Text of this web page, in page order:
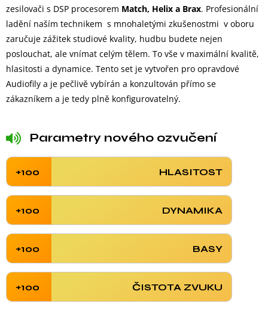
zesilovači s DSP procesorem Match, Helix a Brax. Profesionální
ladění naším technikem s mnohaletými zkušenostmi v oboru
zaručuje zážitek studiové kvality, hudbu budete nejen
poslouchat, ale vnímat celým tělem. To vše v maximální kvalitě,
hlasitosti a dynamice. Tento set je vytvořen pro opravdové
Audiofily a je pečlivě vybírán a konzultován přímo se
zákazníkem a je tedy plně konfigurovatelný.
Parametry nového ozvučení
HLASITOST
+100
DYNAMIKA
+100
BASY
+100
ČISTOTA ZVUKU
+100